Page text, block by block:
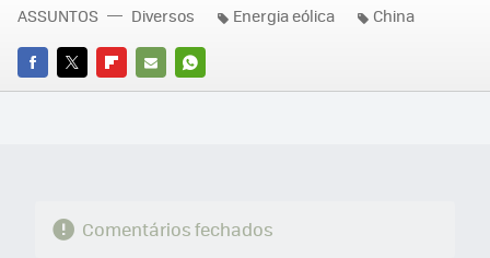
FACEBOOK
TWITTERFLIPBOARD
E-
WHATSAPP
ASSUNTOS Diversos Energia eólica China
Comentários fechados